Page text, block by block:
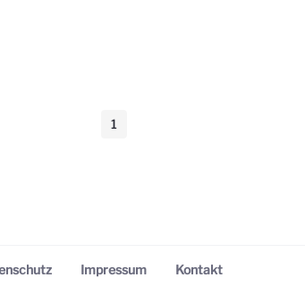
Seite
1
Impressum Kontakt